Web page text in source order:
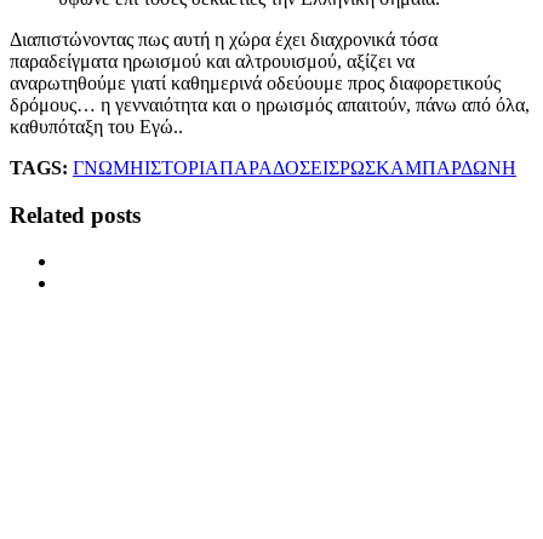
Διαπιστώνοντας πως αυτή η χώρα έχει διαχρονικά τόσα
παραδείγματα ηρωισμού και αλτρουισμού, αξίζει να
αναρωτηθούμε γιατί καθημερινά οδεύουμε προς διαφορετικούς
δρόμους… η γενναιότητα και ο ηρωισμός απαιτούν, πάνω από όλα,
καθυπόταξη του Εγώ..
TAGS: ΓΝΩΜΗΙΣΤΟΡΙΑΠΑΡΑΔΟΣΕΙΣΡΩΣΚΑΜΠΑΡΔΩΝΗ
Related posts